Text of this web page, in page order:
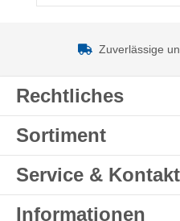
Zuverlässige
Rechtliches
Sortiment
Service & Kontakt
Informationen